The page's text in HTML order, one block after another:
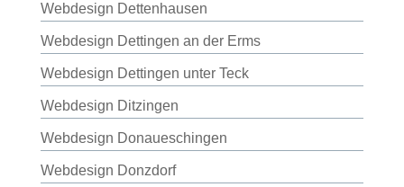
Webdesign Dettenhausen
Webdesign Dettingen an der Erms
Webdesign Dettingen unter Teck
Webdesign Ditzingen
Webdesign Donaueschingen
Webdesign Donzdorf